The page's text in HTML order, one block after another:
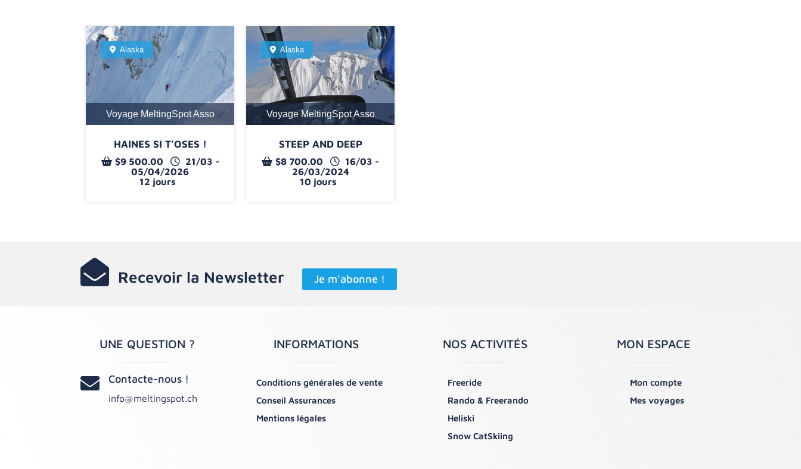
Alaska
Voyage MeltingSpot Asso
HAINES SI T’OSES !
$9 500.00
21/03 -
05/04/2026
12 jours
Alaska
Voyage MeltingSpot Asso
STEEP AND DEEP
$8 700.00
16/03 -
26/03/2024
10 jours
 Recevoir la Newsletter Je m’abonne !
UNE QUESTION ?
 Contacte-nous !
info@meltingspot.ch
INFORMATIONS
Conditions générales de vente
Conseil Assurances
Mentions légales
NOS ACTIVITÉS
Freeride
Rando & Freerando
Heliski
Snow CatSkiing
MON ESPACE
Mon compte
Mes voyages